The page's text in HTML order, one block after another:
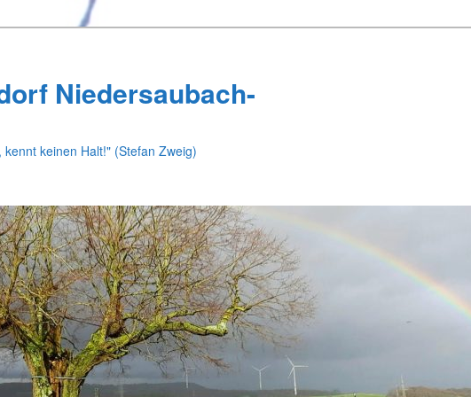
Niedersaubach-
keinen Halt!" (Stefan Zweig)